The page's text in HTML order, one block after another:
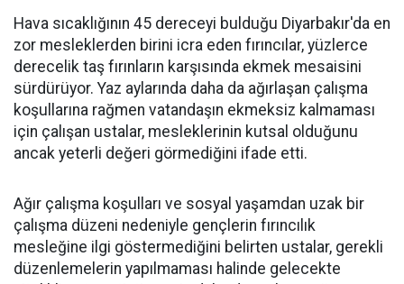
Hava sıcaklığının 45 dereceyi bulduğu Diyarbakır'da en
zor mesleklerden birini icra eden fırıncılar, yüzlerce
derecelik taş fırınların karşısında ekmek mesaisini
sürdürüyor. Yaz aylarında daha da ağırlaşan çalışma
koşullarına rağmen vatandaşın ekmeksiz kalmaması
için çalışan ustalar, mesleklerinin kutsal olduğunu
ancak yeterli değeri görmediğini ifade etti.
Ağır çalışma koşulları ve sosyal yaşamdan uzak bir
çalışma düzeni nedeniyle gençlerin fırıncılık
mesleğine ilgi göstermediğini belirten ustalar, gerekli
düzenlemelerin yapılmaması halinde gelecekte